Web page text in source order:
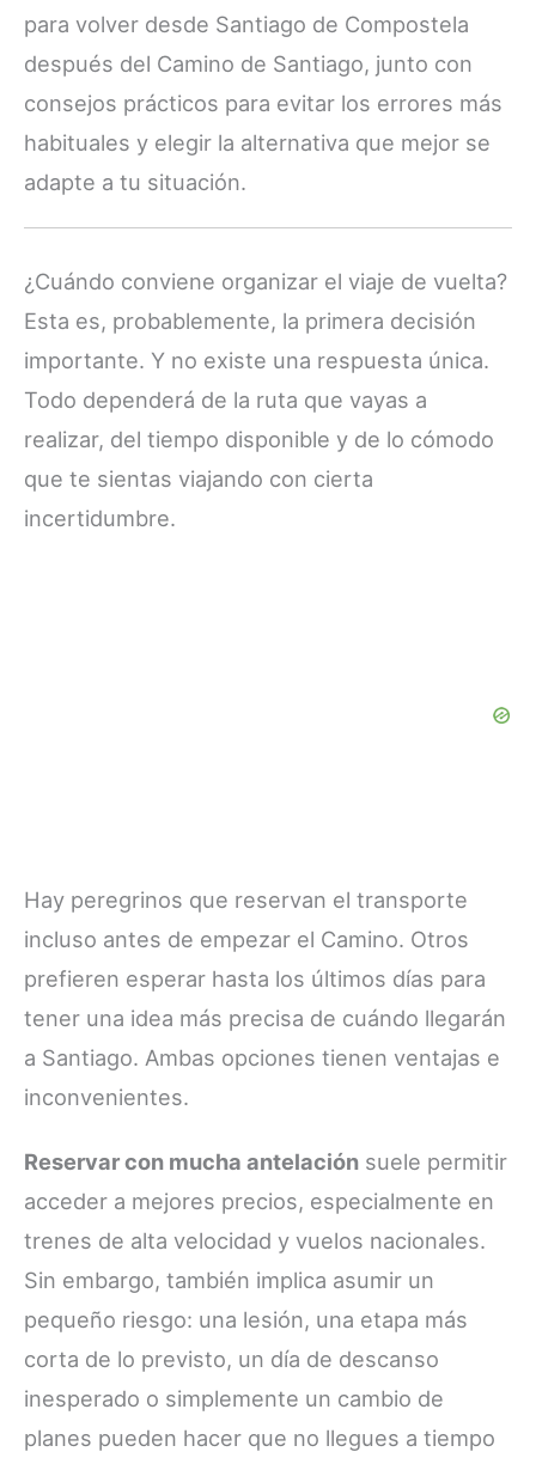
para volver desde Santiago de Compostela
después del Camino de Santiago, junto con
consejos prácticos para evitar los errores más
habituales y elegir la alternativa que mejor se
adapte a tu situación.
¿Cuándo conviene organizar el viaje de vuelta?
Esta es, probablemente, la primera decisión
importante. Y no existe una respuesta única.
Todo dependerá de la ruta que vayas a
realizar, del tiempo disponible y de lo cómodo
que te sientas viajando con cierta
incertidumbre.
Hay peregrinos que reservan el transporte
incluso antes de empezar el Camino. Otros
prefieren esperar hasta los últimos días para
tener una idea más precisa de cuándo llegarán
a Santiago. Ambas opciones tienen ventajas e
inconvenientes.
Reservar con mucha antelación suele permitir
acceder a mejores precios, especialmente en
trenes de alta velocidad y vuelos nacionales.
Sin embargo, también implica asumir un
pequeño riesgo: una lesión, una etapa más
corta de lo previsto, un día de descanso
inesperado o simplemente un cambio de
planes pueden hacer que no llegues a tiempo